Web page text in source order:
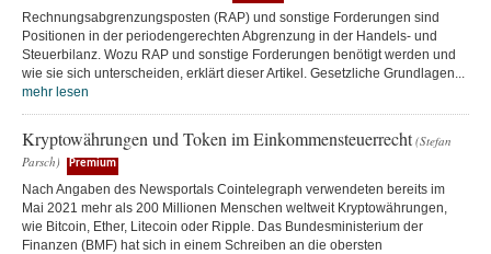
Rechnungsabgrenzungsposten (RAP) und sonstige Forderungen sind
Positionen in der periodengerechten Abgrenzung in der Handels- und
Steuerbilanz. Wozu RAP und sonstige Forderungen benötigt werden und
wie sie sich unterscheiden, erklärt dieser Artikel. Gesetzliche Grundlagen...
mehr lesen
Kryptowährungen und Token im Einkommensteuerrecht (Stefan
Parsch)
Premium
Nach Angaben des Newsportals Cointelegraph verwendeten bereits im
Mai 2021 mehr als 200 Millionen Menschen weltweit Kryptowährungen,
wie Bitcoin, Ether, Litecoin oder Ripple. Das Bundesministerium der
Finanzen (BMF) hat sich in einem Schreiben an die obersten